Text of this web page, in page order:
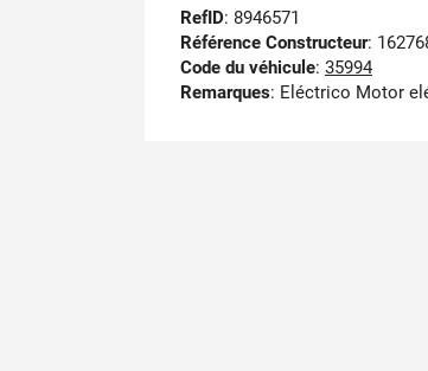
RefID: 8946571
Référence Constructeur:
Code du véhicule: 35994
Remarques: Eléctrico Motor